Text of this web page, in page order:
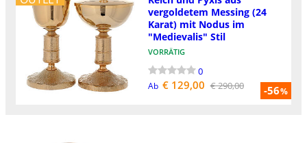
-56%
vergoldetem Messing (24
Karat) mit Nodus im
"Medievalis" Stil
VORRÄTIG
0
Ab € 129,00 € 290,00